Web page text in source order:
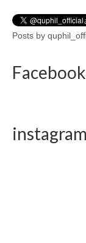
Posts by
Facebook
instagram